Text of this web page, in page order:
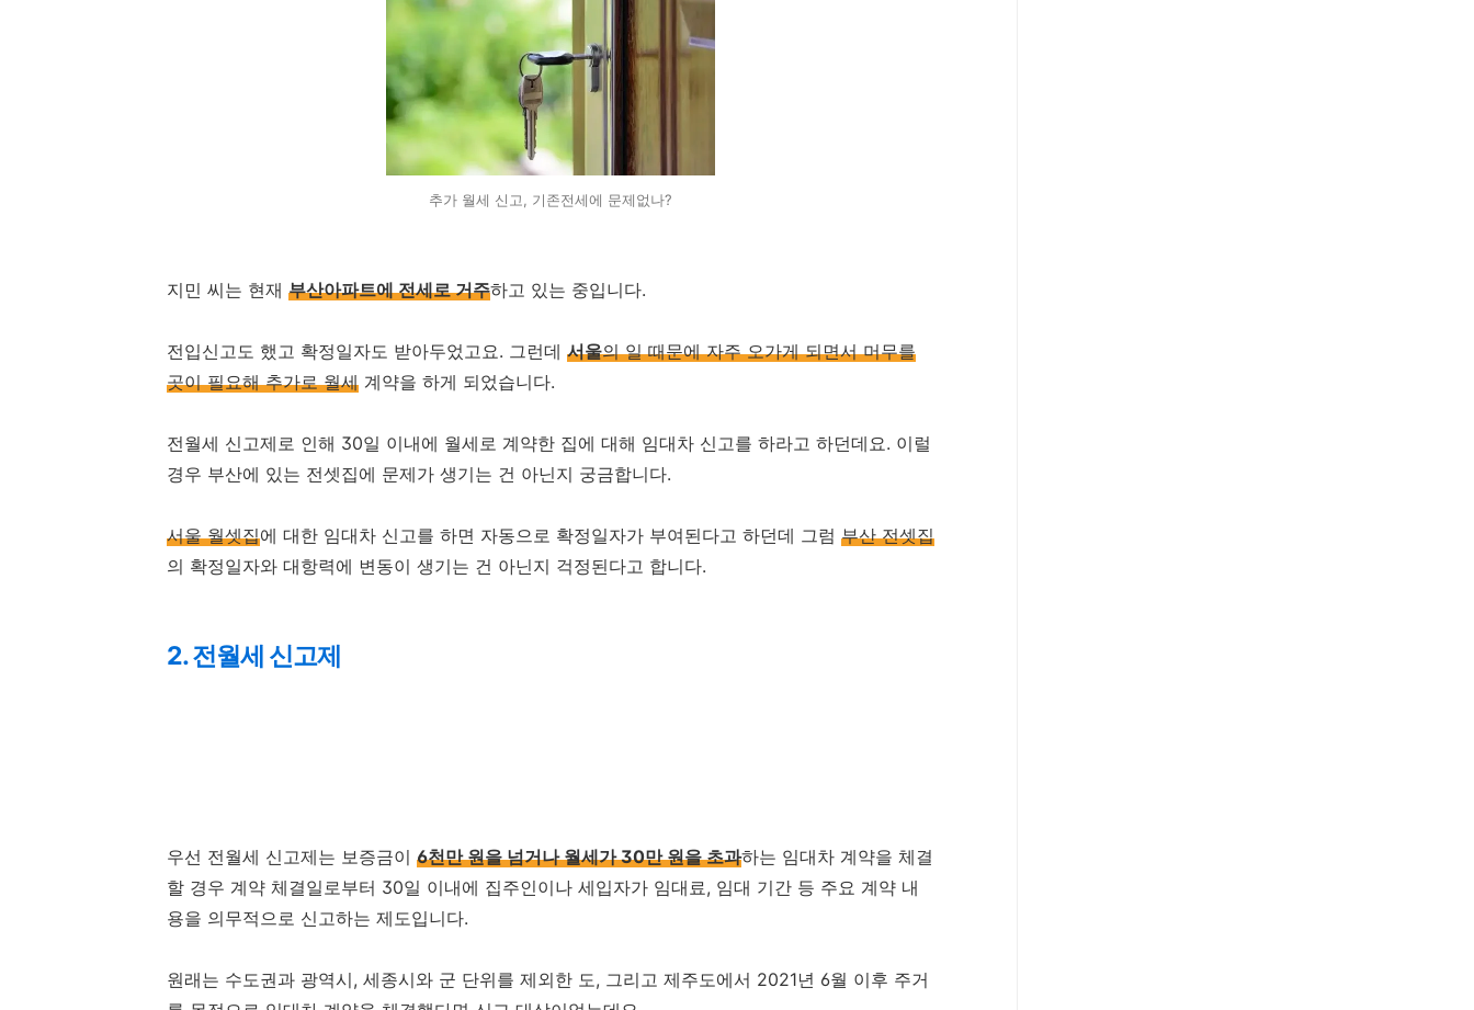
추가 월세 신고, 기존전세에 문제없나?
지민 씨는 현재 부산아파트에 전세로 거주하고 있는 중입니다.
전입신고도 했고 확정일자도 받아두었고요. 그런데 서울의 일 때문에 자주 오가게 되면서 머무를
곳이 필요해 추가로 월세 계약을 하게 되었습니다.
전월세 신고제로 인해 30일 이내에 월세로 계약한 집에 대해 임대차 신고를 하라고 하던데요. 이럴
경우 부산에 있는 전셋집에 문제가 생기는 건 아닌지 궁금합니다.
서울 월셋집에 대한 임대차 신고를 하면 자동으로 확정일자가 부여된다고 하던데 그럼 부산 전셋집
의 확정일자와 대항력에 변동이 생기는 건 아닌지 걱정된다고 합니다.
2. 전월세 신고제
우선 전월세 신고제는 보증금이 6천만 원을 넘거나 월세가 30만 원을 초과하는 임대차 계약을 체결
할 경우 계약 체결일로부터 30일 이내에 집주인이나 세입자가 임대료, 임대 기간 등 주요 계약 내
용을 의무적으로 신고하는 제도입니다.
원래는 수도권과 광역시, 세종시와 군 단위를 제외한 도, 그리고 제주도에서 2021년 6월 이후 주거